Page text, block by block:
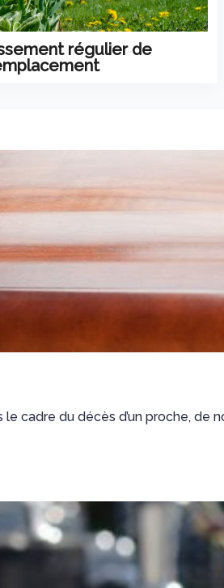
régulier de
le cadre du décès d’un proche, de